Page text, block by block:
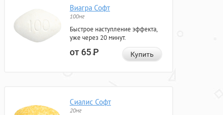
Виагра Софт
100мг
Быстрое наступление эффекта,
уже через 20 минут.
от 65Р Купить
Сиалис Софт
20мг